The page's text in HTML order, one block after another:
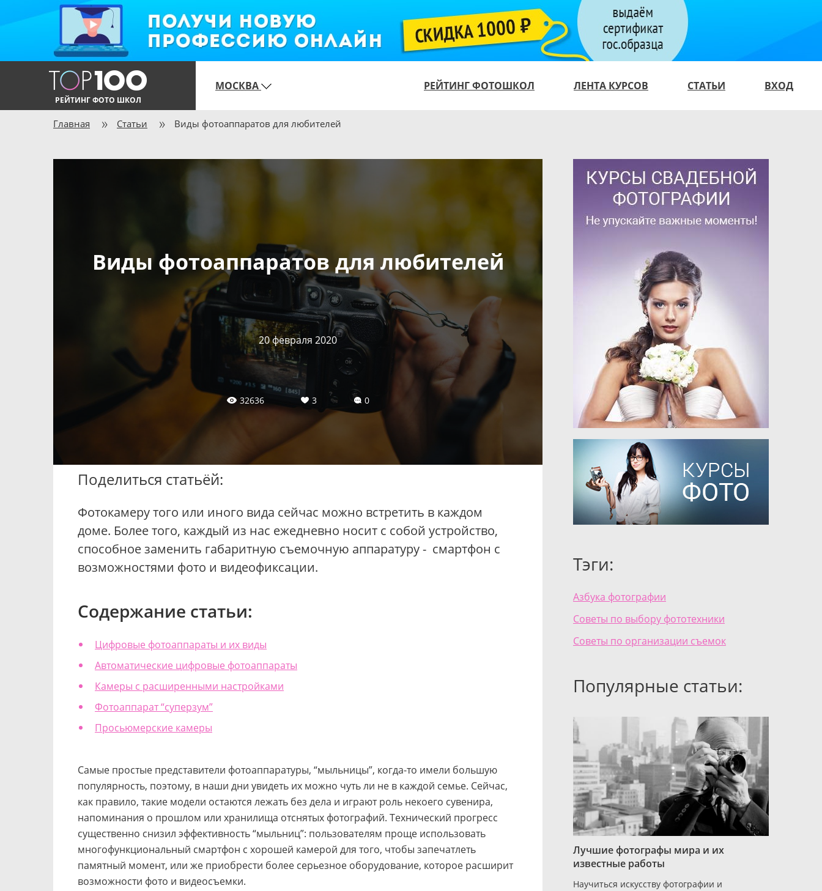
РЕЙТИНГ ФОТО ШКОЛ
МОСКВА РЕЙТИНГ ФОТОШКОЛ ЛЕНТА КУРСОВ СТАТЬИ ВХОД
Главная Статьи Виды фотоаппаратов для любителей
Виды фотоаппаратов для любителей
20 февраля 2020
32636 3 0
Поделиться статьёй:
Фотокамеру того или иного вида сейчас можно встретить в каждом
доме. Более того, каждый из нас ежедневно носит с собой устройство,
способное заменить габаритную съемочную аппаратуру - смартфон с
возможностями фото и видеофиксации.
Содержание статьи:
Цифровые фотоаппараты и их виды
Автоматические цифровые фотоаппараты
Камеры с расширенными настройками
Фотоаппарат “суперзум”
Просьюмерские камеры
Самые простые представители фотоаппаратуры, “мыльницы”, когда-то имели большую
популярность, поэтому, в наши дни увидеть их можно чуть ли не в каждой семье. Сейчас,
как правило, такие модели остаются лежать без дела и играют роль некоего сувенира,
напоминания о прошлом или хранилища отснятых фотографий. Технический прогресс
существенно снизил эффективность “мыльниц”: пользователям проще использовать
многофункциональный смартфон с хорошей камерой для того, чтобы запечатлеть
памятный момент, или же приобрести более серьезное оборудование, которое расширит
возможности фото и видеосъемки.
Тэги:
Азбука фотографии
Советы по выбору фототехники
Советы по организации съемок
Популярные статьи:
Лучшие фотографы мира и их
известные работы
Научиться искусству фотографии и